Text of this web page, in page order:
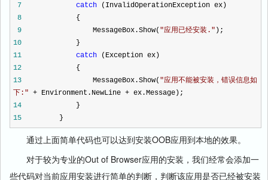
7
catch (InvalidOperationException ex)
8
{
9
MessageBox.Show( "应用已经安装. " );
10
}
11
catch (Exception ex)
12
{
13
MessageBox.Show( "应用不能被安装，错误信息如
下: " + Environment.NewLine + ex.Message);
14
}
15
}
通过上面简单代码也可以达到安装OOB应用到本地的效果。
对于较为专业的Out of Browser应用的安装，我们经常会添加一
些代码对当前应用安装进行简单的判断，判断该应用是否已经被安装